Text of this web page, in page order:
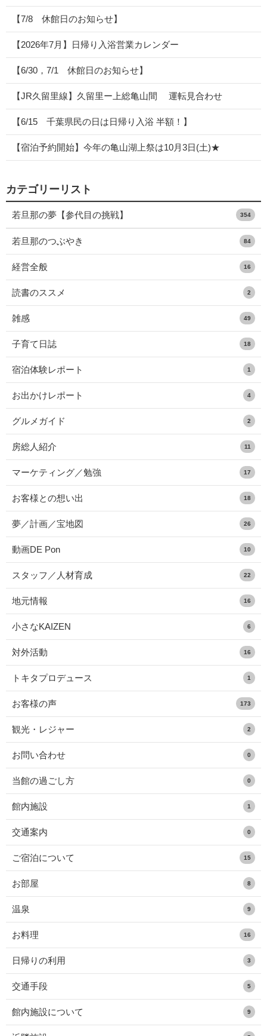
【7/8 休館日のお知らせ】
【2026年7月】日帰り入浴営業カレンダー
【6/30，7/1 休館日のお知らせ】
【JR久留里線】久留里ー上総亀山間 運転見合わせ
【6/15 千葉県民の日は日帰り入浴 半額！】
【宿泊予約開始】今年の亀山湖上祭は10月3日(土)★
カテゴリーリスト
若旦那の夢【参代目の挑戦】 354
若旦那のつぶやき 84
経営全般 16
読書のススメ 2
雑感 49
子育て日誌 18
宿泊体験レポート 1
お出かけレポート 4
グルメガイド 2
房総人紹介 11
マーケティング／勉強 17
お客様との想い出 18
夢／計画／宝地図 26
動画DE Pon 10
スタッフ／人材育成 22
地元情報 16
小さなKAIZEN 6
対外活動 16
トキタプロデュース 1
お客様の声 173
観光・レジャー 2
お問い合わせ 0
当館の過ごし方 0
館内施設 1
交通案内 0
ご宿泊について 15
お部屋 8
温泉 9
お料理 16
日帰りの利用 3
交通手段 5
館内施設について 9